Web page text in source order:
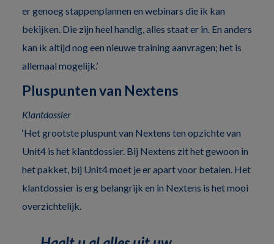
er genoeg stappenplannen en webinars die ik kan
bekijken. Die zijn heel handig, alles staat er in. En anders
kan ik altijd nog een nieuwe training aanvragen; het is
allemaal mogelijk.’
Pluspunten van Nextens
Klantdossier
‘Het grootste pluspunt van Nextens ten opzichte van
Unit4 is het klantdossier. Bij Nextens zit het gewoon in
het pakket, bij Unit4 moet je er apart voor betalen. Het
klantdossier is erg belangrijk en in Nextens is het mooi
overzichtelijk.